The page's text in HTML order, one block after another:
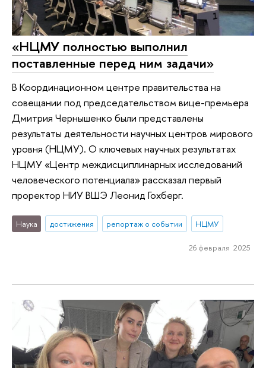
«НЦМУ полностью выполнил
поставленные перед ним задачи»
В Координационном центре правительства на
совещании под председательством вице-премьера
Дмитрия Чернышенко были представлены
результаты деятельности научных центров мирового
уровня (НЦМУ). О ключевых научных результатах
НЦМУ «Центр междисциплинарных исследований
человеческого потенциала» рассказал первый
проректор НИУ ВШЭ Леонид Гохберг.
Наука достижения репортаж о событии НЦМУ
26 февраля 2025